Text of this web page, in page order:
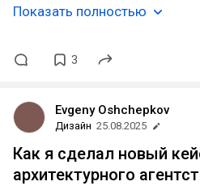
Показать полностью
3
Evgeny Oshchepkov
Дизайн 25.08.2025
Как я сделал новый
архитектурного